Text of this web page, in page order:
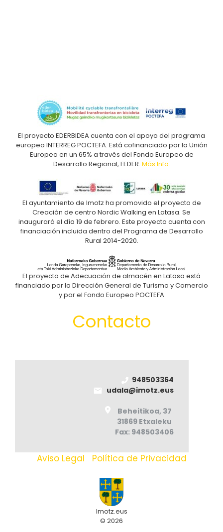
El proyecto EDERBIDEA cuenta con el apoyo del programa
europeo INTERREG POCTEFA. Está cofinanciado por la Unión
Europea en un 65% a través del Fondo Europeo de
Desarrollo Regional, FEDER. Más Info.
El ayuntamiento de Imotz ha promovido el proyecto de
Creación de centro Nordic Walking en Latasa. Se
inaugurará el día 19 de febrero. Este proyecto cuenta con
financiación incluida dentro del Programa de Desarrollo
Rural 2014-2020.
El proyecto de Adecuación de almacén en Latasa está
financiado por la Dirección General de Turismo y Comercio
y por el Fondo Europeo POCTEFA
Contacto
948503364
udala@imotz.eus
Beheitikoa, 37
31869 Etxaleku
Fax: 948503406
Aviso Legal Política de Privacidad
Imotz.eus
© 2026